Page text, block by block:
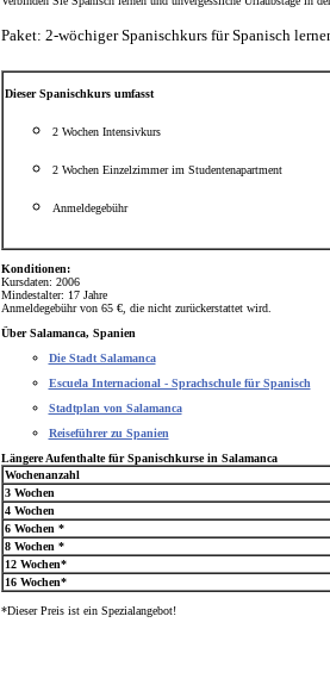
Paket: 2-wöchiger Spanischkurs für Spanisch
Dieser Spanischkurs umfasst
2 Wochen Intensivkurs
2 Wochen Einzelzimmer im Studentenapartment
Anmeldegebühr
Konditionen:
Kursdaten: 2006
Mindestalter: 17 Jahre
Anmeldegebühr von 65 €, die nicht zurückerstattet wird.
Über Salamanca, Spanien
Die Stadt Salamanca
Escuela Internacional - Sprachschule für Spanisch
Stadtplan von Salamanca
Reiseführer zu Spanien
Längere Aufenthalte für Spanischkurse in Salamanca
Wochenanzahl
3 Wochen
4 Wochen
6 Wochen *
8 Wochen *
12 Wochen*
16 Wochen*
*Dieser Preis ist ein Spezialangebot!